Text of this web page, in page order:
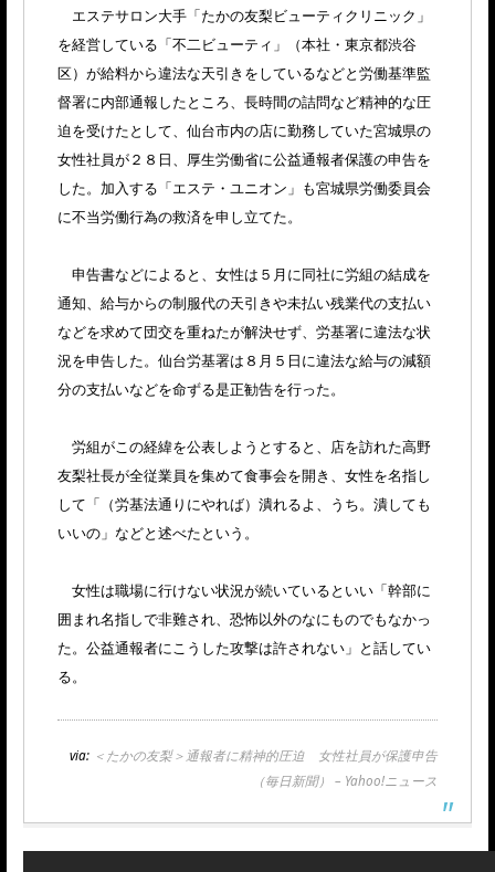
エステサロン大手「たかの友梨ビューティクリニック」
を経営している「不二ビューティ」（本社・東京都渋谷
区）が給料から違法な天引きをしているなどと労働基準監
督署に内部通報したところ、長時間の詰問など精神的な圧
迫を受けたとして、仙台市内の店に勤務していた宮城県の
女性社員が２８日、厚生労働省に公益通報者保護の申告を
した。加入する「エステ・ユニオン」も宮城県労働委員会
に不当労働行為の救済を申し立てた。
申告書などによると、女性は５月に同社に労組の結成を
通知、給与からの制服代の天引きや未払い残業代の支払い
などを求めて団交を重ねたが解決せず、労基署に違法な状
況を申告した。仙台労基署は８月５日に違法な給与の減額
分の支払いなどを命ずる是正勧告を行った。
労組がこの経緯を公表しようとすると、店を訪れた高野
友梨社長が全従業員を集めて食事会を開き、女性を名指し
して「（労基法通りにやれば）潰れるよ、うち。潰しても
いいの」などと述べたという。
女性は職場に行けない状況が続いているといい「幹部に
囲まれ名指しで非難され、恐怖以外のなにものでもなかっ
た。公益通報者にこうした攻撃は許されない」と話してい
る。
via: ＜たかの友梨＞通報者に精神的圧迫 女性社員が保護申告
（毎日新聞） – Yahoo!ニュース